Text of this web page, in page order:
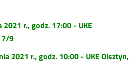
2021 r., godz. 17:00 - UKE
7/9
2021 r., godz. 10:00 - UKE Olsztyn,